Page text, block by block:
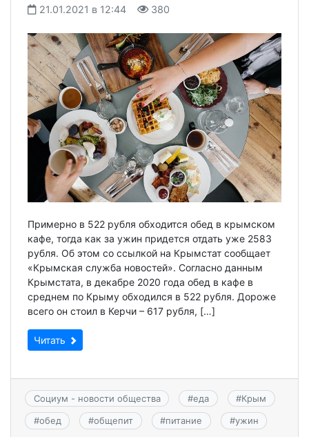
21.01.2021 в 12:44 380
Примерно в 522 рубля обходится обед в крымском
кафе, тогда как за ужин придется отдать уже 2583
рубля. Об этом со ссылкой на Крымстат сообщает
«Крымская служба новостей». Согласно данным
Крымстата, в декабре 2020 года обед в кафе в
среднем по Крыму обходился в 522 рубля. Дороже
всего он стоил в Керчи – 617 рубля, […]
Читать
Социум - новости общества #еда #Крым
#обед #общепит #питание #ужин